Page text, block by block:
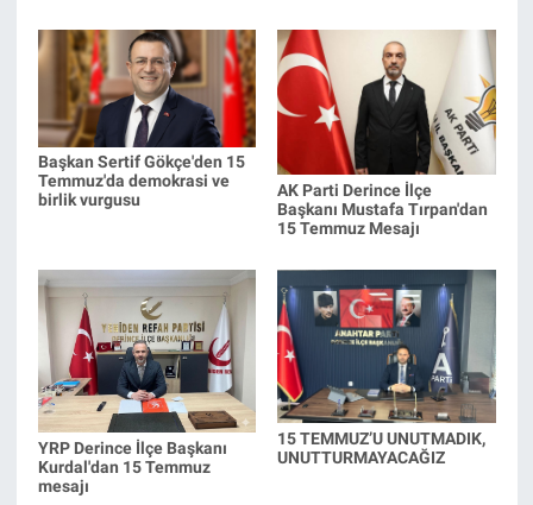
Başkan Sertif Gökçe'den 15
Temmuz'da demokrasi ve
birlik vurgusu
AK Parti Derince İlçe
Başkanı Mustafa Tırpan'dan
15 Temmuz Mesajı
YRP Derince İlçe Başkanı
Kurdal'dan 15 Temmuz
mesajı
15 TEMMUZ’U UNUTMADIK,
UNUTTURMAYACAĞIZ